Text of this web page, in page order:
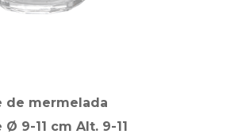
de mermelada
9-11 cm Alt. 9-11